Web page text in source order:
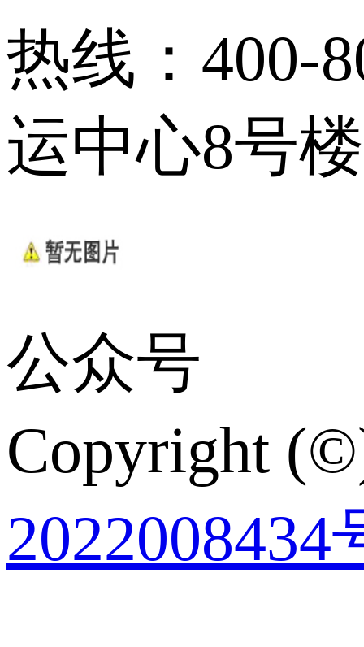
热线：400-
运中心8号
公众号
Copyright